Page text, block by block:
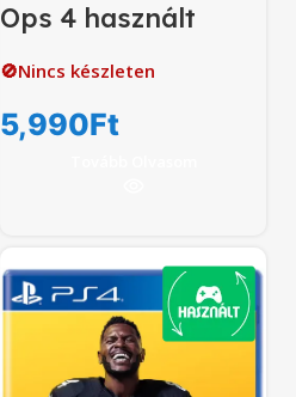
Ops 4 használt
🚫Nincs készleten
5,990Ft